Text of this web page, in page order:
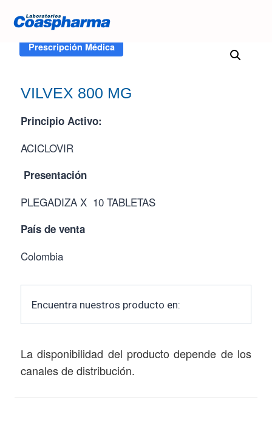
Inicio/Tienda /VILVEX 800 MG
Prescripción Médica
VILVEX 800 MG
Principio Activo:
ACICLOVIR
Presentación
PLEGADIZA X 10 TABLETAS
País de venta
Colombia
Encuentra nuestros producto en:
La disponibilidad del producto depende de los
canales de distribución.